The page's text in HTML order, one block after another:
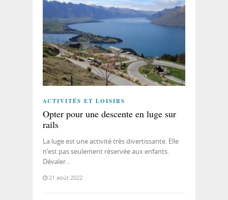
ACTIVITÉS ET LOISIRS
Opter pour une descente en luge sur
rails
La luge est une activité très divertissante. Elle
n’est pas seulement réservée aux enfants.
Dévaler…
21 août 2022